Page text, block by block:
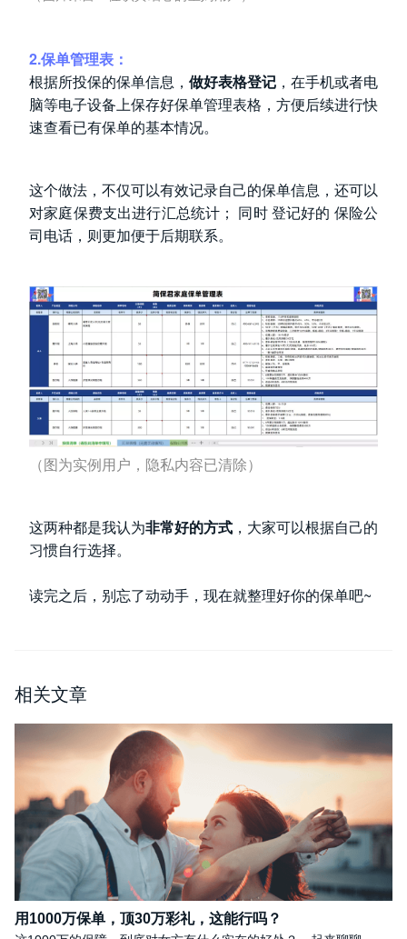
2.保单管理表：
根据所投保的保单信息， 做好表格登记 ，在手机或者电
脑等电子设备上保存好保单管理表格，方便后续进行快
速查看已有保单的基本情况。
这个做法，不仅可以有效记录自己的保单信息，还可以
对家庭保费支出进行汇总统计； 同时登记好的 保险公
司电话，则更加便于后期联系。
（图为实例用户，隐私内容已清除）
这两种都是我认为非常好的方式 ，大家可以根据自己的
习惯自行选择。
读完之后，别忘了动动手，现在就整理好你的保单吧~
相关文章
用1000万保单，顶30万彩礼，这能行吗？